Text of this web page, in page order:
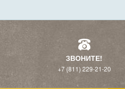
ЗВОНИТЕ!
+7 (811) 229-21-20